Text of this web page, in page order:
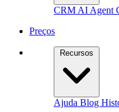
CRM AI Agent
Preços
Recursos
Ajuda Blog